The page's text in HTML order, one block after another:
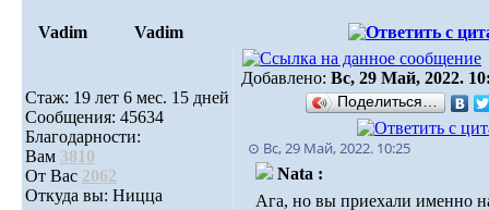
Vadim Vadim
Стаж: 19 лет 6 мес. 15 дней
Сообщения: 45634
Благодарности:
Вам 3810
От Вас 2062
Откуда вы: Ницца
Добавлено: Вс, 29 Май, 2022.
Поделиться…
⊙ Вс, 29 Май, 2022. 10:25
Nata :
Ага, но вы приехали именно